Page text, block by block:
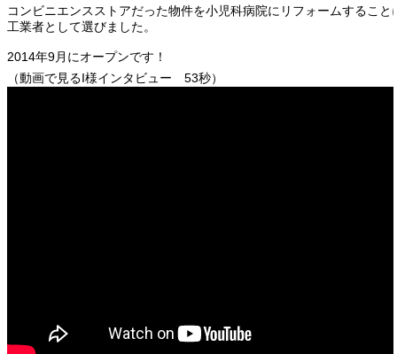
コンビニエンスストアだった物件を小児科病院にリフォームするこ
工業者として選びました。
2014年9月にオープンです！
（動画で見るI様インタビュー 53秒）